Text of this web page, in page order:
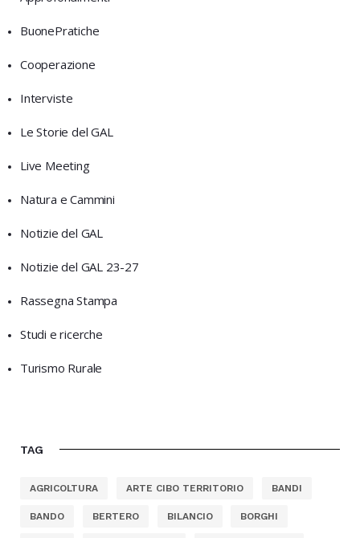
BuonePratiche
Cooperazione
Interviste
Le Storie del GAL
Live Meeting
Natura e Cammini
Notizie del GAL
Notizie del GAL 23-27
Rassegna Stampa
Studi e ricerche
Turismo Rurale
TAG
AGRICOLTURA ARTE CIBO TERRITORIO BANDI
BANDO BERTERO BILANCIO BORGHI